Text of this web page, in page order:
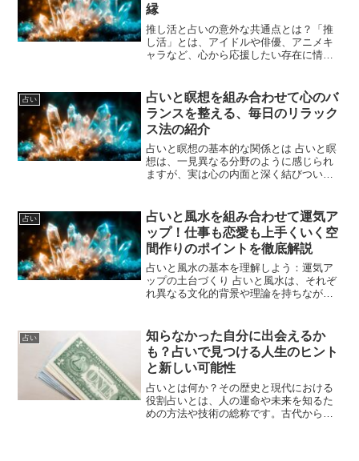
縁
推し活と占いの意外な共通点とは？「推
し活」とは、アイドルや俳優、アニメキ
ャラなど、心から応援したい存在に情熱
在に出会えた時、人は自然とその存在に
夢中になります。一方、占...
占い
占いと瞑想を組み合わせて心のバ
ランスを整える、毎日のリラック
ス法の紹介
占いと瞑想の基本的な関係とは 占いと瞑
想は、一見異なる分野のように感じられ
ますが、実は心の内面と深く結びついて
心理状態を示すことで、自己理解を促し
ます。一方で瞑想は、心...
占い
占いと風水を組み合わせて運気ア
ップ！仕事も恋愛も上手くいく空
間作りのポイントを徹底解説
占いと風水の基本を理解しよう：運気ア
ップの土台づくり 占いと風水は、それぞ
れ異なる文化的背景や理論を持ちながら
ます。まずは、この二つの基本を理解す
ることが、効果的な運気...
占い
知らなかった自分に出会えるか
も？占いで見つける人生のヒント
と新しい可能性
占いとは何か？その歴史と現代における
役割占いとは、人の運命や未来を知るた
めの方法や技術の総称です。古代から世